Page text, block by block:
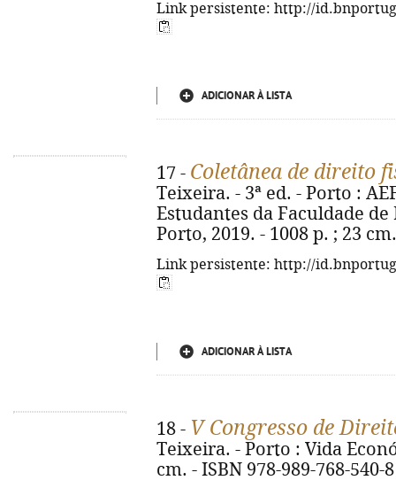
Link persistente: http://
ADICIONAR À LISTA
17 - Coletânea de direito
Teixeira. - 3ª ed. - Porto :
Estudantes da Faculdade
Porto, 2019. - 1008 p. ; 23
Link persistente: http://
ADICIONAR À LISTA
18 - V Congresso de
Teixeira. - Porto : Vida
cm. - ISBN 978-989-768-540-8